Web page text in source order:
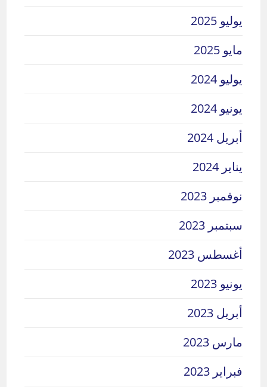
يوليو 2025
مايو 2025
يوليو 2024
يونيو 2024
أبريل 2024
يناير 2024
نوفمبر 2023
سبتمبر 2023
أغسطس 2023
يونيو 2023
أبريل 2023
مارس 2023
فبراير 2023